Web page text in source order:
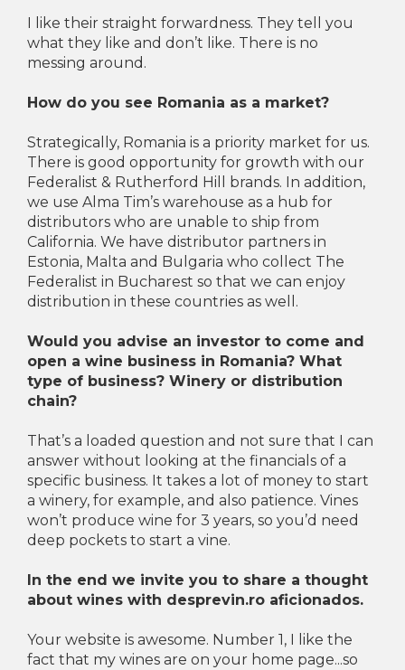
I like their straight forwardness. They tell you
what they like and don’t like. There is no
messing around.
How do you see Romania as a market?
Strategically, Romania is a priority market for us.
There is good opportunity for growth with our
Federalist & Rutherford Hill brands. In addition,
we use Alma Tim’s warehouse as a hub for
distributors who are unable to ship from
California. We have distributor partners in
Estonia, Malta and Bulgaria who collect The
Federalist in Bucharest so that we can enjoy
distribution in these countries as well.
Would you advise an investor to come and
open a wine business in Romania? What
type of business? Winery or distribution
chain?
That’s a loaded question and not sure that I can
answer without looking at the financials of a
specific business. It takes a lot of money to start
a winery, for example, and also patience. Vines
won’t produce wine for 3 years, so you’d need
deep pockets to start a vine.
In the end we invite you to share a thought
about wines with desprevin.ro aficionados.
Your website is awesome. Number 1, I like the
fact that my wines are on your home page...so